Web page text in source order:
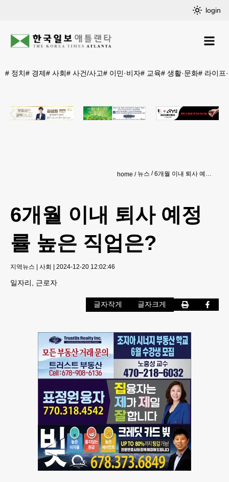
login
# 정치# 경제# 사회# 사건/사고# 이민·비자# 교육# 생활·문화# 라이프
home 뉴스 6개월 이내 퇴사 예정률 높은 직업은?
6개월 이내 퇴사 예정
률 높은 직업은?
지역뉴스 | 사회 | 2024-12-20 12:02:46
일자리, 근로자
글자작게 글자크게